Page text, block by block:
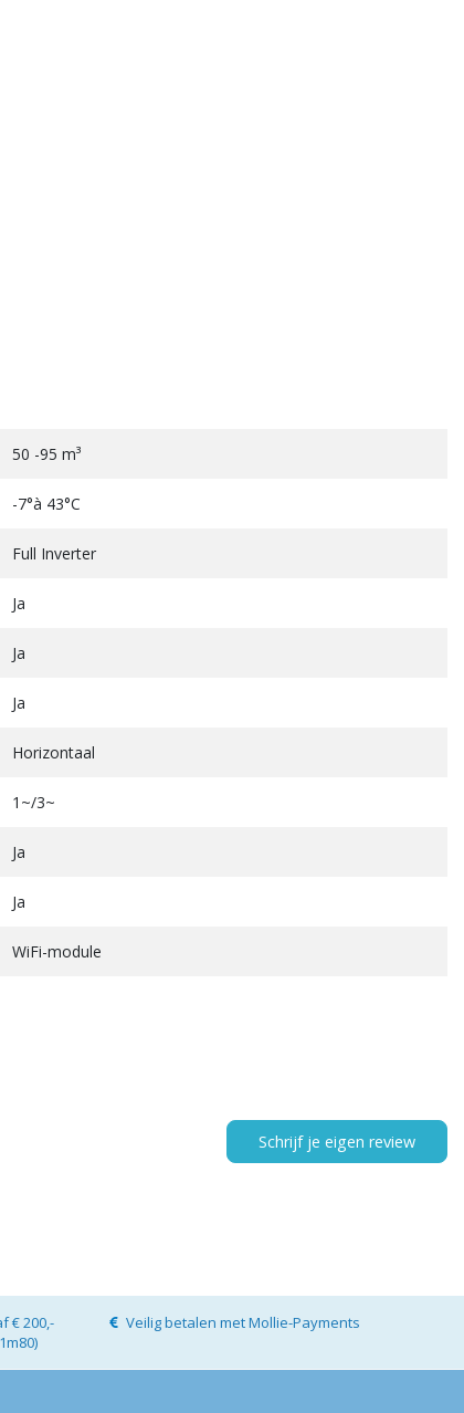
50 -95 m³
-7°à 43°C
Full Inverter
Ja
Ja
Ja
Horizontaal
1~/3~
Ja
Ja
WiFi-module
Schrijf je eigen review
€ 200,-
Veilig betalen met Mollie-Payments